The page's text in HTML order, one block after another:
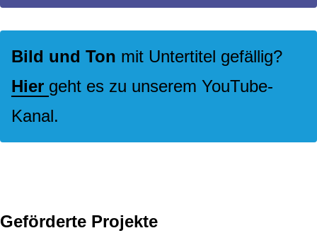
Bild und Ton mit Untertitel gefällig?
Hier geht es zu unserem YouTube-
Kanal.
Geförderte Projekte